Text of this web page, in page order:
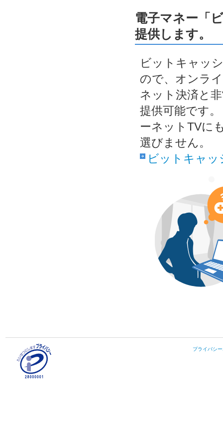
電子マネー「
提供します。
ビットキャッ
ので、オンラ
ネット決済と
提供可能です
ーネットTVに
選びません。
ビットキャ
プライバシ